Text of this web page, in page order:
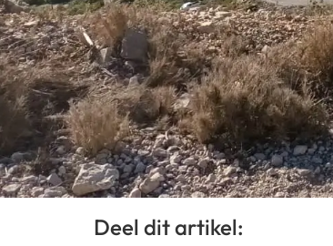
Deel dit artikel: